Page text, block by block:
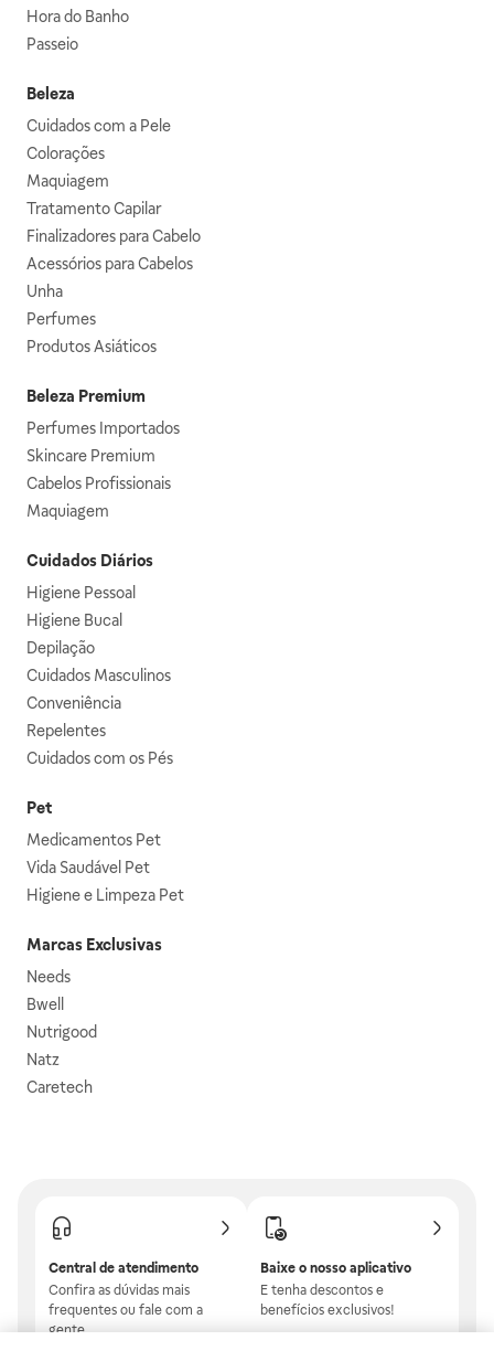
Hora do Banho
Passeio
Beleza
Cuidados com a Pele
Colorações
Maquiagem
Tratamento Capilar
Finalizadores para Cabelo
Acessórios para Cabelos
Unha
Perfumes
Produtos Asiáticos
Beleza Premium
Perfumes Importados
Skincare Premium
Cabelos Profissionais
Maquiagem
Cuidados Diários
Higiene Pessoal
Higiene Bucal
Depilação
Cuidados Masculinos
Conveniência
Repelentes
Cuidados com os Pés
Pet
Medicamentos Pet
Vida Saudável Pet
Higiene e Limpeza Pet
Marcas Exclusivas
Needs
Bwell
Nutrigood
Natz
Caretech
Central de atendimento
Confira as dúvidas mais
frequentes ou fale com a
gente.
Baixe o nosso aplicativo
E tenha descontos e
benefícios exclusivos!